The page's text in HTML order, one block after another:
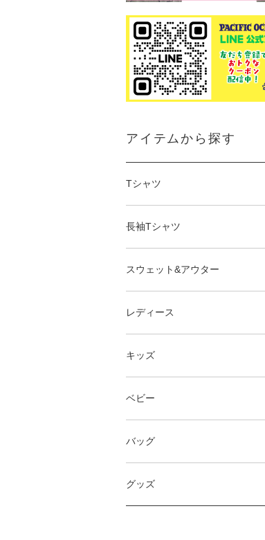
アイテムから探す
Tシャツ
長袖Tシャツ
スウェット&アウター
レディース
キッズ
ベビー
バッグ
グッズ